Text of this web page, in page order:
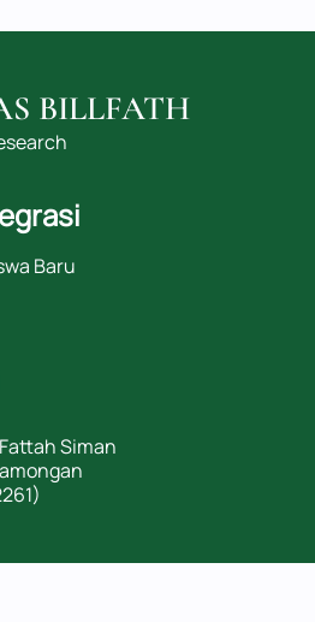
BILLFATH
Baru
Siman